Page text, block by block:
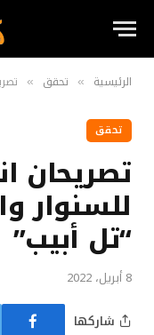
الرئيسية » تحقق »
تحقق
تصريحان
للسنوار
“تل أبيب”
8 أبريل، 2022
شاركها